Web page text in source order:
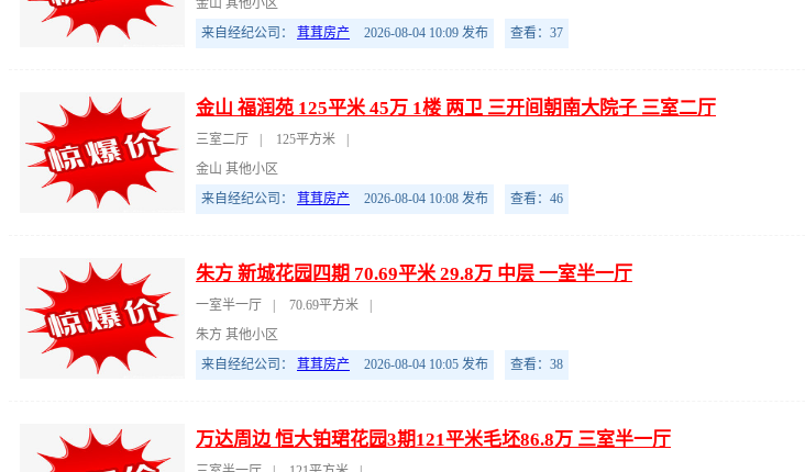
金山 其他小区
来自经纪公司： 茸茸房产 2026-08-04 10:09 发布 查看：37
金山 福润苑 125平米 45万 1楼 两卫 三开间朝南大院子 三室二厅
三室二厅 125平方米
金山 其他小区
来自经纪公司： 茸茸房产 2026-08-04 10:08 发布 查看：46
朱方 新城花园四期 70.69平米 29.8万 中层 一室半一厅
一室半一厅 70.69平方米
朱方 其他小区
来自经纪公司： 茸茸房产 2026-08-04 10:05 发布 查看：38
万达周边 恒大铂珺花园3期121平米毛坯86.8万 三室半一厅